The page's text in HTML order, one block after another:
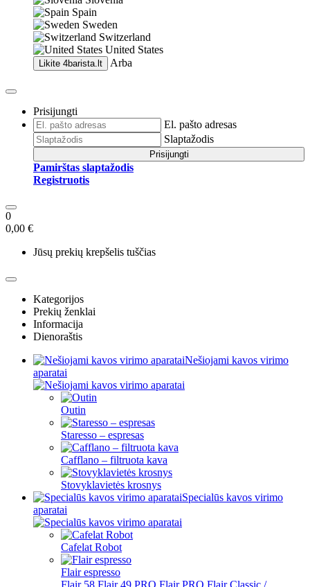
Spain
Sweden
Switzerland
United States
Likite 4barista.lt Arba
Prisijungti
El. pašto adresas
Slaptažodis
Prisijungti
Pamirštas slaptažodis
Registruotis
0
0,00 €
Jūsų prekių krepšelis tuščias
Kategorijos
Prekių ženklai
Informacija
Dienoraštis
Nešiojami kavos virimo
aparatai
Outin
Staresso – espresas
Cafflano – filtruota kava
Stovyklavietės krosnys
Specialūs kavos virimo
aparatai
Cafelat Robot
Flair espresso
Flair 58 Flair 49 PRO Flair PRO Flair Classic /